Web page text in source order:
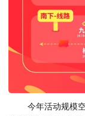
今年活动规模